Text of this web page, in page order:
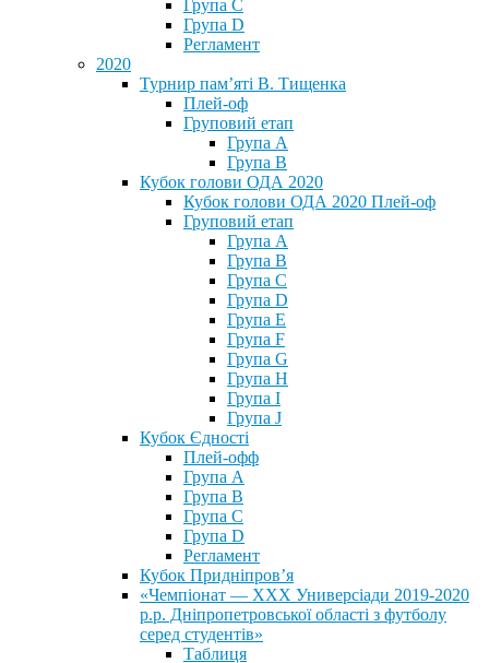
Група С
Група D
Регламент
2020
Турнир пам’яті В. Тищенка
Плей-оф
Груповий етап
Група А
Група В
Кубок голови ОДА 2020
Кубок голови ОДА 2020 Плей-оф
Груповий етап
Група A
Група B
Група C
Група D
Група E
Група F
Група G
Група H
Група I
Група J
Кубок Єдності
Плей-офф
Група А
Група В
Група С
Група D
Регламент
Кубок Придніпров’я
«Чемпіонат — ХХХ Универсіади 2019-2020
р.р. Дніпропетровської області з футболу
серед студентів»
Таблиця